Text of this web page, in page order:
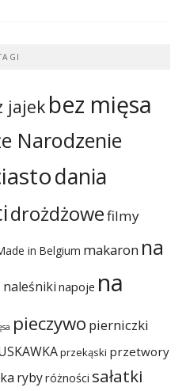
jajek bez mięsa
Narodzenie
dania
drożdżowefilmy
in Belgium makaron na
naleśniki napoje na
pieczywo pierniczki
przekąski przetwory
rybyróżności sałatki